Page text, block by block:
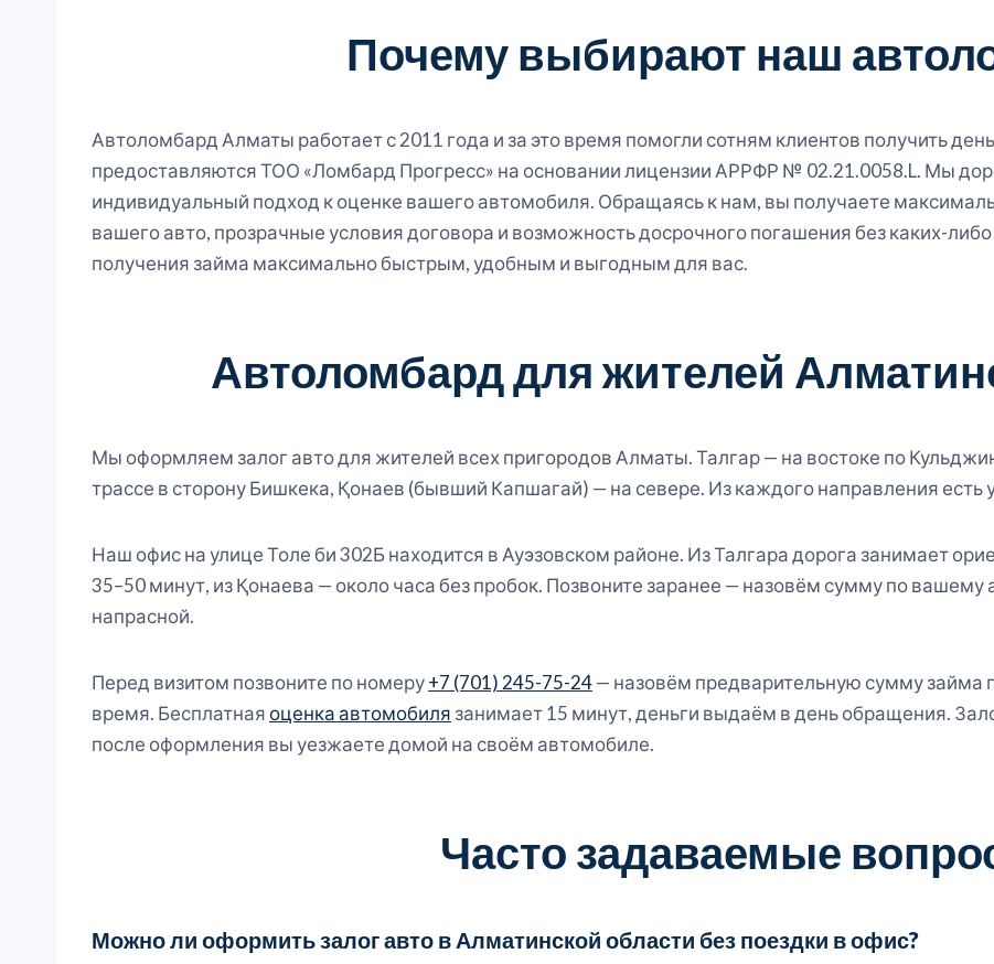
Почему выбирают наш
Автоломбард Алматы работает с 2011 года и за это время помогли сотням клиентов получить
предоставляются ТОО «Ломбард Прогресс» на основании лицензии АРРФР № 02.21.0058.L. Мы
индивидуальный подход к оценке вашего автомобиля. Обращаясь к нам, вы получаете
вашего авто, прозрачные условия договора и возможность досрочного погашения без каких-
получения займа максимально быстрым, удобным и выгодным для вас.
Автоломбард для жителей
Мы оформляем залог авто для жителей всех пригородов Алматы. Талгар — на востоке по
трассе в сторону Бишкека, Қонаев (бывший Капшагай) — на севере. Из каждого направления есть
Наш офис на улице Толе би 302Б находится в Ауэзовском районе. Из Талгара дорога занимает
35–50 минут, из Қонаева — около часа без пробок. Позвоните заранее — назовём сумму по вашему
напрасной.
Перед визитом позвоните по номеру+7 (701) 245-75-24— назовём предварительную сумму займа
время. Бесплатнаяоценка автомобиля занимает 15 минут, деньги выдаём в день обращения.
после оформления вы уезжаете домой на своём автомобиле.
Часто задаваемые
Можно ли оформить залог авто в Алматинской области без поездки в офис?